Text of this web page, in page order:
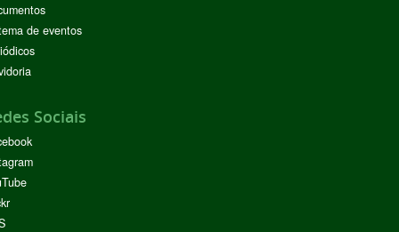
de eventos
Sociais